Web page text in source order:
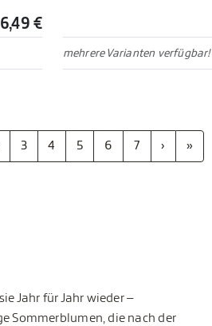
6,49 €
mehrere Varianten verfügbar!
3 4 5 6 7 › »
Jahr für Jahr wieder –
Sommerblumen, die nach der